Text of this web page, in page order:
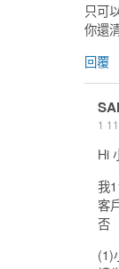
只可
你還
回覆
1
Hi
我
客
否
(1)